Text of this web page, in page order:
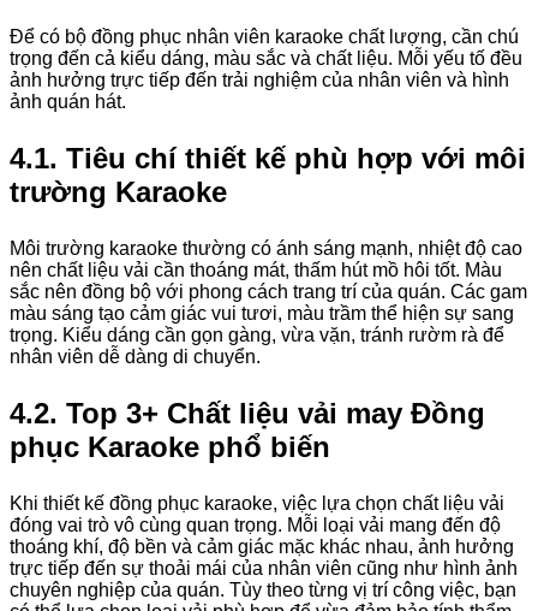
Để có bộ đồng phục nhân viên karaoke chất lượng, cần chú
trọng đến cả kiểu dáng, màu sắc và chất liệu. Mỗi yếu tố đều
ảnh hưởng trực tiếp đến trải nghiệm của nhân viên và hình
ảnh quán hát.
4.1. Tiêu chí thiết kế phù hợp với môi
trường Karaoke
Môi trường karaoke thường có ánh sáng mạnh, nhiệt độ cao
nên chất liệu vải cần thoáng mát, thấm hút mồ hôi tốt. Màu
sắc nên đồng bộ với phong cách trang trí của quán. Các gam
màu sáng tạo cảm giác vui tươi, màu trầm thể hiện sự sang
trọng. Kiểu dáng cần gọn gàng, vừa vặn, tránh rườm rà để
nhân viên dễ dàng di chuyển.
4.2. Top 3+ Chất liệu vải may Đồng
phục Karaoke phổ biến
Khi thiết kế đồng phục karaoke, việc lựa chọn chất liệu vải
đóng vai trò vô cùng quan trọng. Mỗi loại vải mang đến độ
thoáng khí, độ bền và cảm giác mặc khác nhau, ảnh hưởng
trực tiếp đến sự thoải mái của nhân viên cũng như hình ảnh
chuyên nghiệp của quán. Tùy theo từng vị trí công việc, bạn